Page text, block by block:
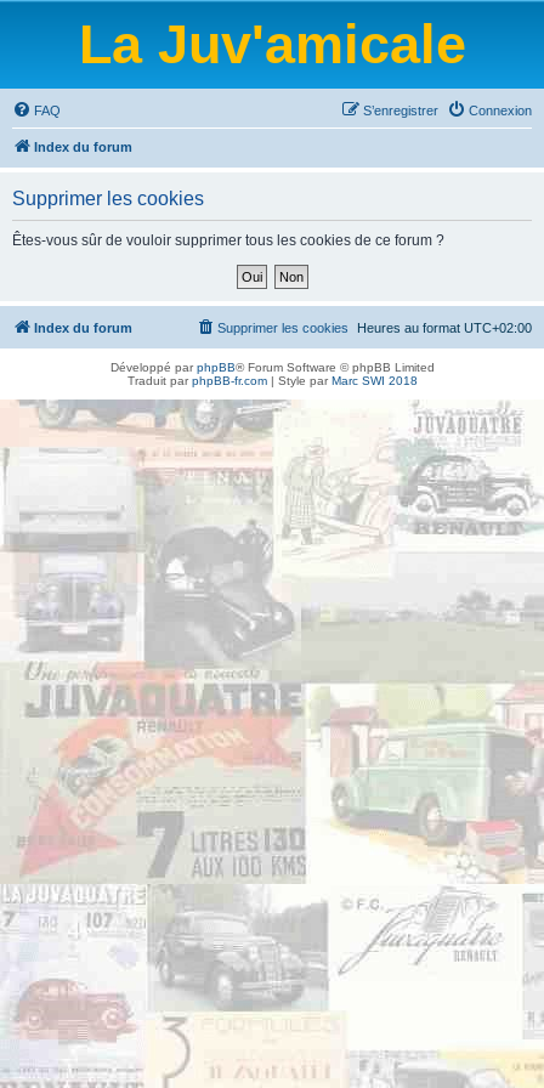
La Juv'amicale
FAQ Connexion
S’enregistrer
Index du forum
Supprimer les cookies
Êtes-vous sûr de vouloir supprimer tous les cookies de ce forum ?
Index du forum Heures au format UTC+02:00
Supprimer les cookies
Développé parphpBB® Forum Software © phpBB Limited
Traduit parphpBB-fr.com| Style parMarc SWI 2018